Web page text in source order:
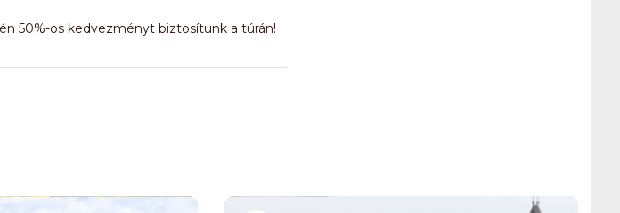
50%-os kedvezményt biztosítunk a túrán!